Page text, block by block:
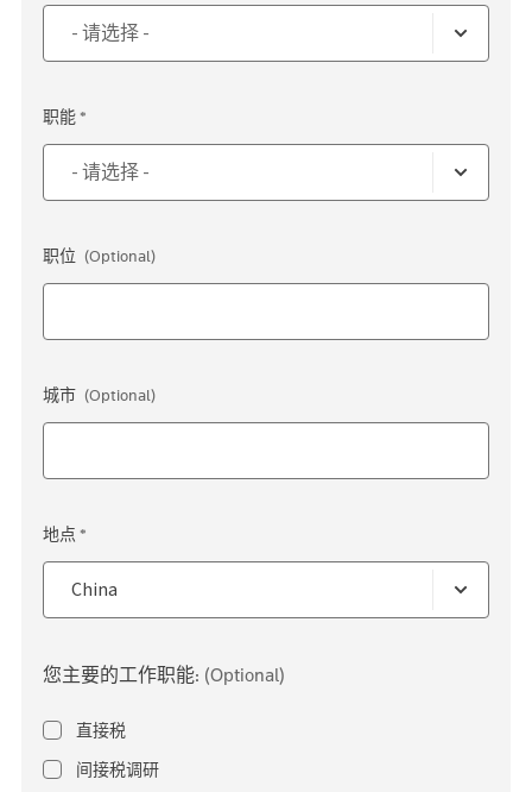
职能 *
职位 (Optional)
城市 (Optional)
地点 *
您主要的工作职能: (Optional)
直接税
间接税调研